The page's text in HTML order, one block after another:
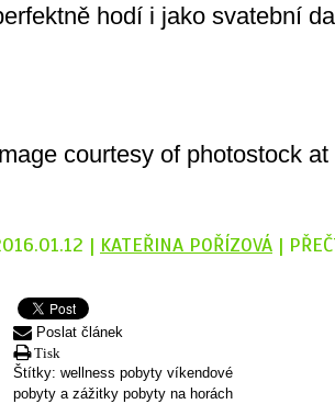
hodí i jako svatební
courtesy of photostock
| KATEŘINA POŘÍZOVÁ |
Poslat článek
Tisk
Štítky: wellness pobyty víkendové
pobyty a zážitky pobyty na horách